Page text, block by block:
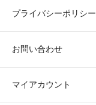
プライバシーポリシー
お問い合わせ
マイアカウント